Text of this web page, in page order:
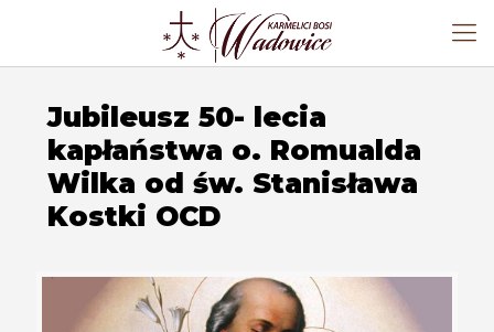
Jubileusz 50- lecia
kapłaństwa o. Romualda
Wilka od św. Stanisława
Kostki OCD